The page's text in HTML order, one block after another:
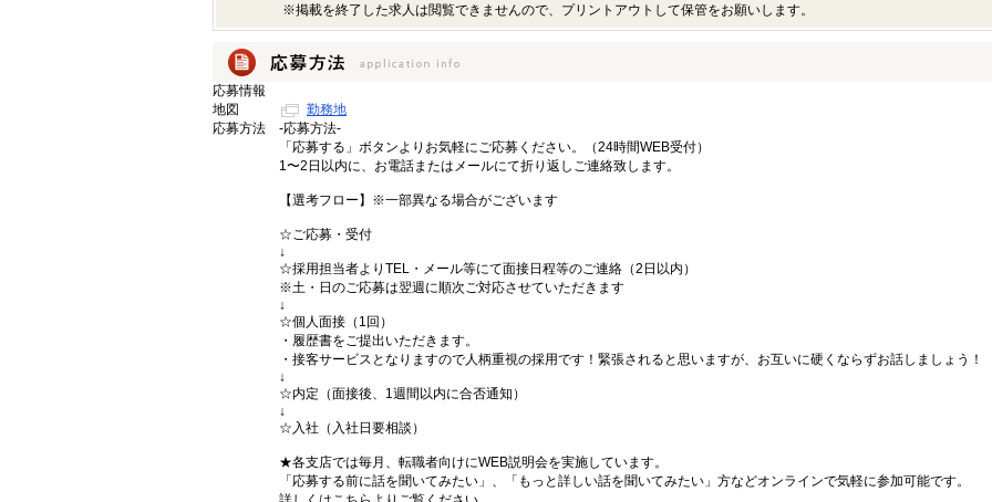
※掲載を終了した求人は閲覧できませんので、プリントアウトして保管をお願いします。
応募情報
地図
勤務地
応募方法
-応募方法-
「応募する」ボタンよりお気軽にご応募ください。（24時間WEB受付）
1〜2日以内に、お電話またはメールにて折り返しご連絡致します。
【選考フロー】※一部異なる場合がございます
☆ご応募・受付
↓
☆採用担当者よりTEL・メール等にて面接日程等のご連絡（2日以内）
※土・日のご応募は翌週に順次ご対応させていただきます
↓
☆個人面接（1回）
・履歴書をご提出いただきます。
・接客サービスとなりますので人柄重視の採用です！緊張されると思いますが、お互いに硬くならずお話しましょう！
↓
☆内定（面接後、1週間以内に合否通知）
↓
☆入社（入社日要相談）
★各支店では毎月、転職者向けにWEB説明会を実施しています。
「応募する前に話を聞いてみたい」、「もっと詳しい話を聞いてみたい」方などオンラインで気軽に参加可能です。